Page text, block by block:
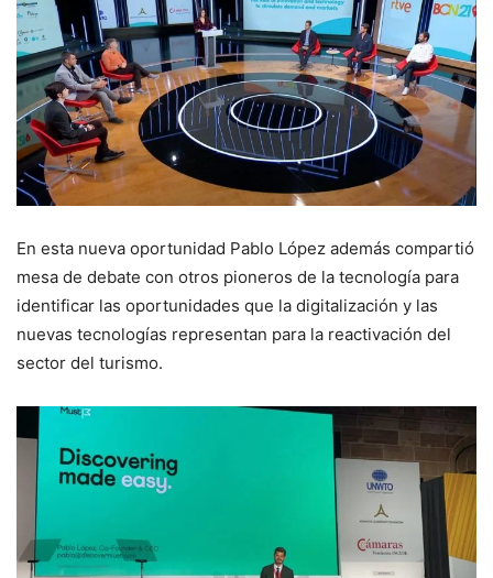
En esta nueva oportunidad Pablo López además compartió
mesa de debate con otros pioneros de la tecnología para
identificar las oportunidades que la digitalización y las
nuevas tecnologías representan para la reactivación del
sector del turismo.